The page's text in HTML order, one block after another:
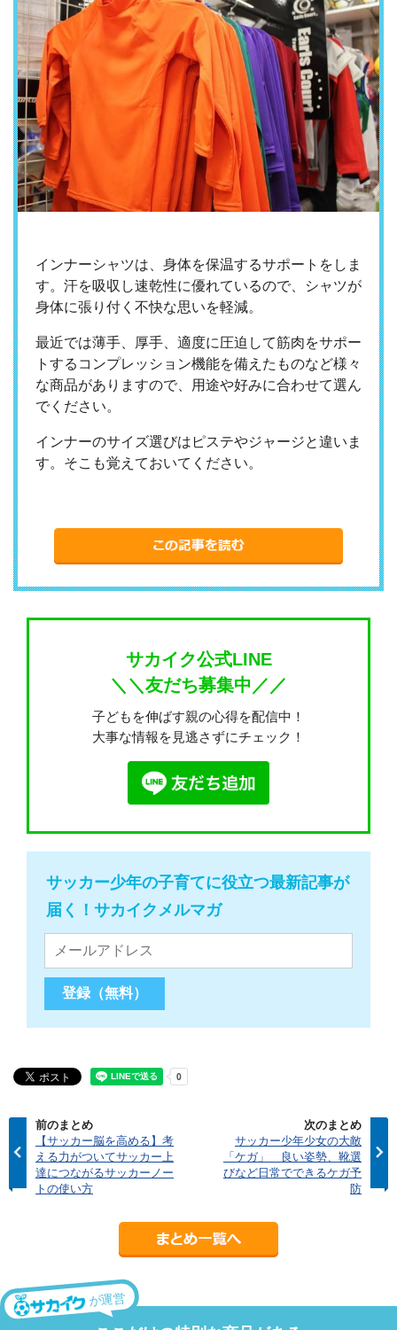
インナーシャツは、身体を保温するサポートをしま
す。汗を吸収し速乾性に優れているので、シャツが
身体に張り付く不快な思いを軽減。
最近では薄手、厚手、適度に圧迫して筋肉をサポー
トするコンプレッション機能を備えたものなど様々
な商品がありますので、用途や好みに合わせて選ん
でください。
インナーのサイズ選びはピステやジャージと違いま
す。そこも覚えておいてください。
サカイク公式LINE
＼＼友だち募集中／／
子どもを伸ばす親の心得を配信中！
大事な情報を見逃さずにチェック！
サッカー少年の子育てに役立つ最新記事が
届く！サカイクメルマガ
前のまとめ
【サッカー脳を高める】考
える力がついてサッカー上
達につながるサッカーノー
トの使い方
次のまとめ
サッカー少年少女の大敵
「ケガ」 良い姿勢、靴選
びなど日常でできるケガ予
防
が運営